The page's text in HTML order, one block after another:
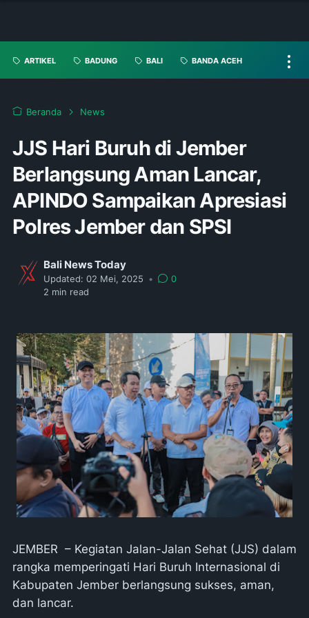
ARTIKEL BADUNG BALI BANDA ACEH
Beranda News
JJS Hari Buruh di Jember
Berlangsung Aman Lancar,
APINDO Sampaikan Apresiasi
Polres Jember dan SPSI
Bali News Today
Updated: 02 Mei, 2025 •
0
2 min read
JEMBER – Kegiatan Jalan-Jalan Sehat (JJS) dalam
rangka memperingati Hari Buruh Internasional di
Kabupaten Jember berlangsung sukses, aman,
dan lancar.